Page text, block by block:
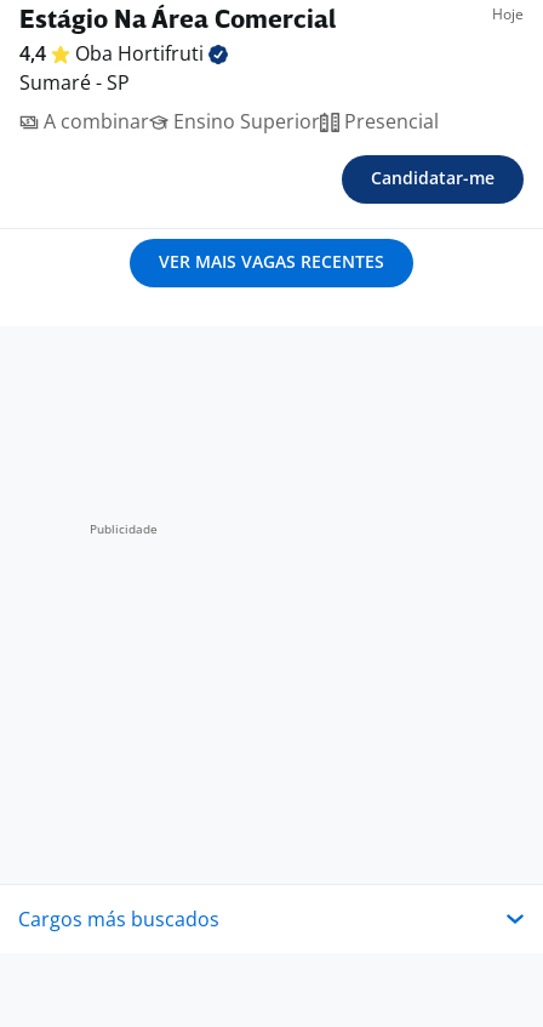
Estágio Na Área Comercial Hoje
4,4 Oba Hortifruti
Sumaré - SP
A combinar
Ensino Superior Presencial
Candidatar-me
VER MAIS VAGAS RECENTES
Cargos más buscados